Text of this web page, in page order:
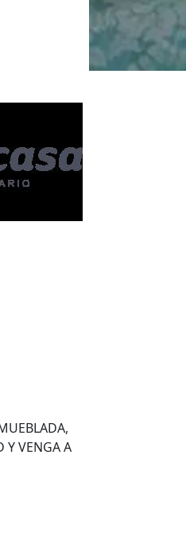
Y VENGA A